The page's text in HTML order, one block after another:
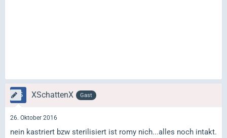
XSchattenX Gast
26. Oktober 2016
nein kastriert bzw sterilisiert ist romy nich...alles noch intakt.